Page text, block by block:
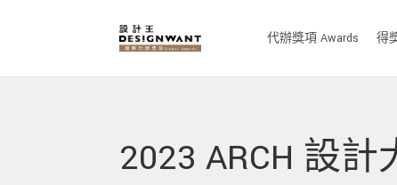
代辦獎項 Awards 得
2023 ARCH 設